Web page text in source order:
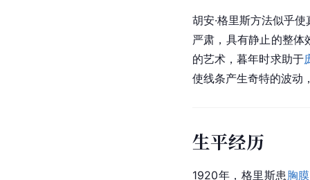
胡安·格里斯方法似乎
严肃，具有静止的整体
的艺术，暮年时求助于
使线条产生奇特的波动
生平经历
1920年，格里斯患 胸